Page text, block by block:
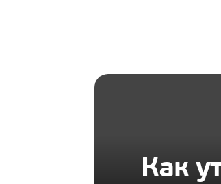
Как